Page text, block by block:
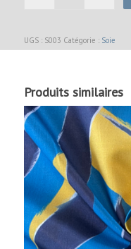
UGS : S003 Catégorie : Soie
Produits similaires